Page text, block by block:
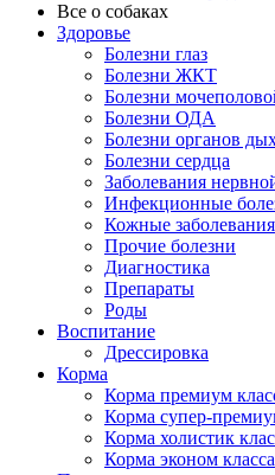
Все о собаках
Здоровье
Болезни глаз
Болезни ЖКТ
Болезни
Болезни ОДА
Болезни органов
Болезни сердца
Заболевания
Инфекционные
Кожные заболевания
Прочие болезни
Диагностика
Препараты
Роды
Воспитание
Дрессировка
Корма
Корма премиум
Корма супер-
Корма холистик
Корма эконом класса